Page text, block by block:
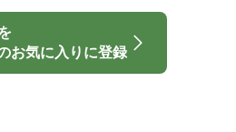
お気に入りに登録